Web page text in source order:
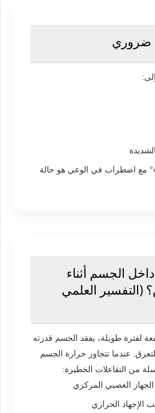
ضروري
أي ارتفاع حرارة فوق 40° مع اضطراب في الوعي هو حالة
الجسم أثناء
العلمي
لفترة طويلة، يفقد الجسم قدرته
عندما تتجاوز حرارة الجسم
العصبي المركزي
الإجهاد الحراري